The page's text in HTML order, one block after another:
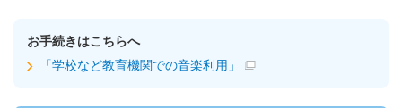
お手続きはこちらへ
「学校など教育機関での音楽利用」